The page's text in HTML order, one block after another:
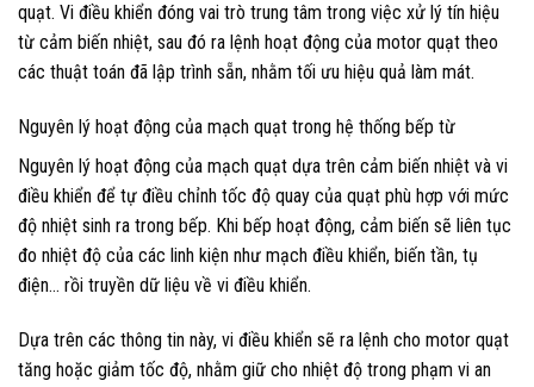
quạt. Vi điều khiển đóng vai trò trung tâm trong việc xử lý tín hiệu
từ cảm biến nhiệt, sau đó ra lệnh hoạt động của motor quạt theo
các thuật toán đã lập trình sẵn, nhằm tối ưu hiệu quả làm mát.
Nguyên lý hoạt động của mạch quạt trong hệ thống bếp từ
Nguyên lý hoạt động của mạch quạt dựa trên cảm biến nhiệt và vi
điều khiển để tự điều chỉnh tốc độ quay của quạt phù hợp với mức
độ nhiệt sinh ra trong bếp. Khi bếp hoạt động, cảm biến sẽ liên tục
đo nhiệt độ của các linh kiện như mạch điều khiển, biến tần, tụ
điện… rồi truyền dữ liệu về vi điều khiển.
Dựa trên các thông tin này, vi điều khiển sẽ ra lệnh cho motor quạt
tăng hoặc giảm tốc độ, nhằm giữ cho nhiệt độ trong phạm vi an